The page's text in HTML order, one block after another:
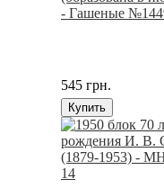
545 грн.
Купить